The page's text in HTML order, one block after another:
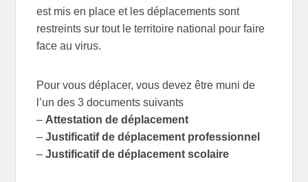
est mis en place et les déplacements sont
restreints sur tout le territoire national pour faire
face au virus.
Pour vous déplacer, vous devez être muni de
l’un des 3 documents suivants
– Attestation de déplacement
–Justificatif de déplacement professionnel
– Justificatif de déplacement scolaire